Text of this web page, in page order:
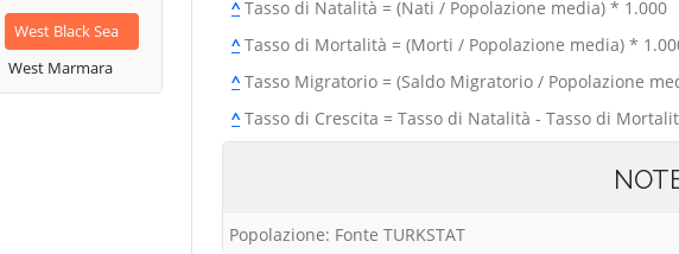
West Black Sea
West Marmara
^Tasso di Natalità = (Nati / Popolazione media) * 1.000
^Tasso di Mortalità = (Morti / Popolazione media) *
^Tasso Migratorio = (Saldo Migratorio / Popolazione
^Tasso di Crescita = Tasso di Natalità - Tasso di
Popolazione: Fonte TURKSTAT